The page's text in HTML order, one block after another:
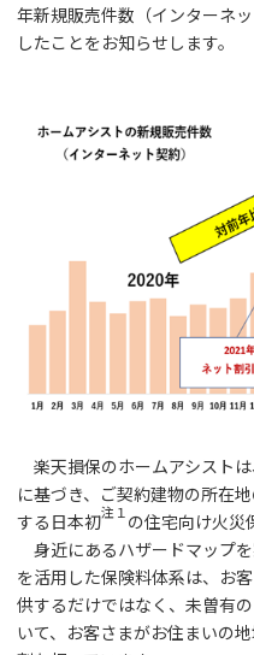
年新規販売件数（インターネ
したことをお知らせします。
楽天損保のホームアシスト
に基づき、ご契約建物の所在
する日本初注１ の住宅向け火災
身近にあるハザードマップ
を活用した保険料体系は、お
供するだけではなく、未曽有
いて、お客さまがお住まいの